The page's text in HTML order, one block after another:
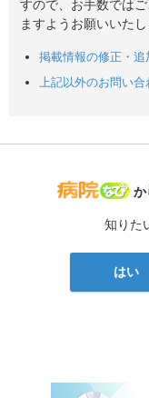
すので、お手数では
ますようお願いいたし
掲載情報の修正・
上記以外のお問い合
病
か
知りた
はい